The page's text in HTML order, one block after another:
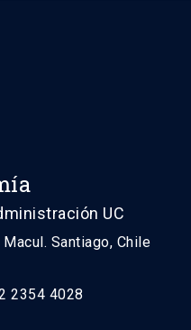
UC
Santiago, Chile
2354 4028